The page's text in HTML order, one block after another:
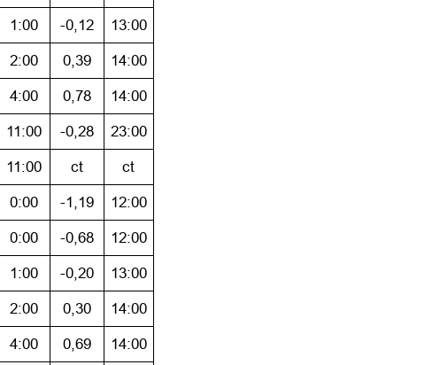
1:00 -0,12
13:00
2:00 0,39
14:00
4:00 0,78 14:00
11:00 -0,28
23:00
11:00 ct
ct
0:00 -1,19
12:00
0:00 -0,68
12:00
1:00 -0,20
13:00
2:00 0,30
14:00
4:00 0,69 14:00